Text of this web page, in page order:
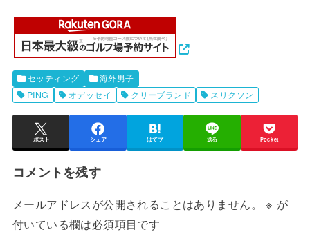
セッティング
海外男子
PING
オデッセイ クリーブランド スリクソン
ポスト シェア はてブ 送る Pocket
コメントを残す
メールアドレスが公開されることはありません。 ※ が
付いている欄は必須項目です